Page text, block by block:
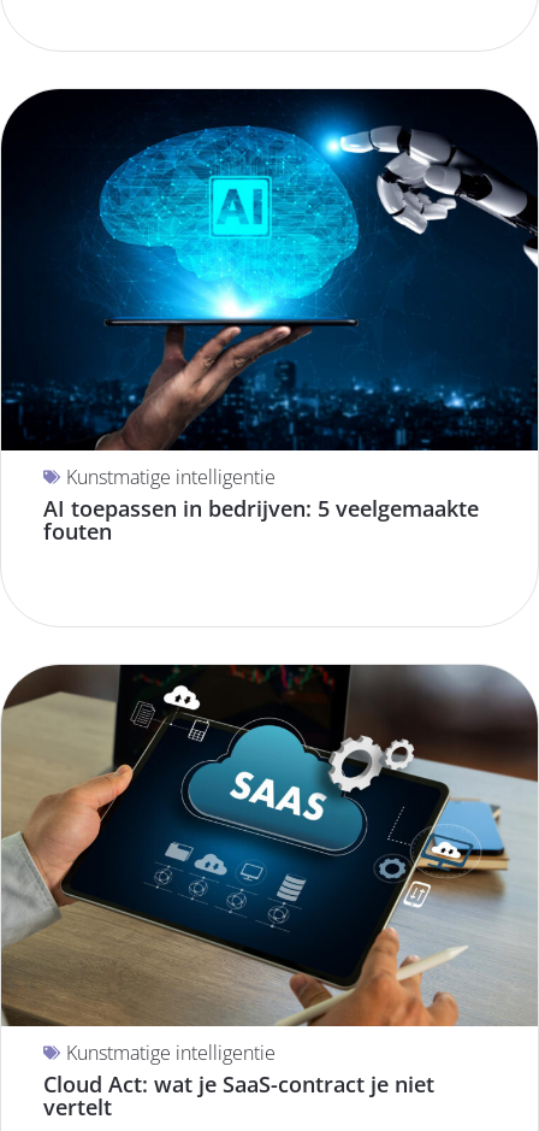
Kunstmatige intelligentie
AI toepassen in bedrijven: 5 veelgemaakte
fouten
Kunstmatige intelligentie
Cloud Act: wat je SaaS-contract je niet
vertelt